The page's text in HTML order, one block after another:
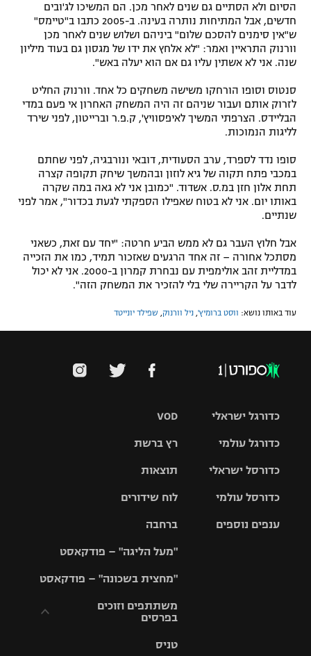
הסיום ולא הסתיים גם שנים לאחר מכן. הם המשיכו לג'ובים
חדשים, אבל המתיחות נותרה בעינה. ב-2005 כתבו ב"טיימס"
ש"אין סימנים להסכם שלום" ביניהם ושלוש שנים לאחר מכן
וורנוק התראיין ואמר: "לא אלחץ את ידו של מגסון גם בעוד מיליון
שנה. אני לא אשתין עליו גם אם הוא יעלה באש".
סנטוס וסופו הורחקו משישה משחקים כל אחד. וורנוק החליט
לזרוק אותם ועבור שניהם זה היה המשחק האחרון אי פעם במדי
הבליידס. הצרפתי המשיך לאיפסוויץ', ק.פ.ר וברייטון, לפני שירד
לליגות הנמוכות.
סופו נדד לספרד, ערב הסעודית, דובאי ונורבגיה, לפני שחתם
במכבי פתח תקוה של גיא לוזון ובהמשך שיחק תקופה קצרה
תחת אלון חזן במ.ס. אשדוד. "כמובן אני לא גאה במה שקרה
באותו יום. אני לא בטוח שאפילו הספקתי לגעת בכדור", אמר לפני
שנתיים.
אבל חלוץ העבר גם לא ממש הביע חרטה: "יחד עם זאת, כשאני
מסתכל אחורה – זה אחד הרגעים שאזכור תמיד, כמו את הזכייה
במדליית זהב אולימפית עם נבחרת קמרון ב-2000. אני לא יכול
לדבר על הקריירה שלי בלי להזכיר את המשחק הזה".
עוד באותו נושא: ווסט ברומיץ' ניל וורנוק שפילד יונייטד
VOD
רץ ברשת
תוצאות
לוח שידורים
ברחבה
"מעל הליגה" – פודקאסט
"מחצית בשכונה" – פודקאסט
משתתפים וזוכים
בפרסים
טניס
כדורגל ישראלי
גביע הטוטו
כדורגל עולמי
האלופות
ליגה
כדורסל ישראלי
סל
כדורסל עולמי
ענפים נוספים